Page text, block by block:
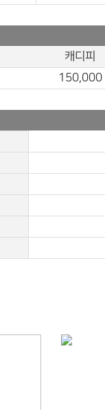
캐디피
150,000